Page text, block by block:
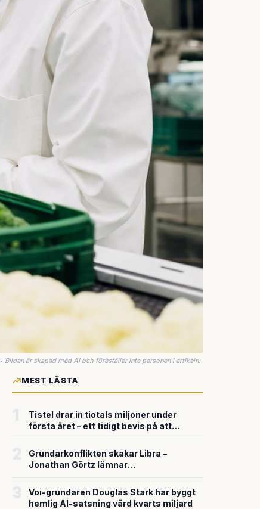
• Bilden är skapad med AI och föreställer inte personen i artikeln.
MEST LÄSTA
Tistel drar in tiotals miljoner under
första året – ett tidigt bevis på att
försvarsteknik
Grundarkonflikten skakar Libra –
Jonathan Görtz lämnar
miljardvärderingen
Voi-grundaren Douglas Stark har byggt
hemlig AI-satsning värd kvarts miljard